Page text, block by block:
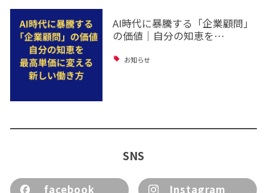
AI時代に暴騰する「企業顧問」
の価値｜自分の知恵を…
お知らせ
SNS
facebook Instagram